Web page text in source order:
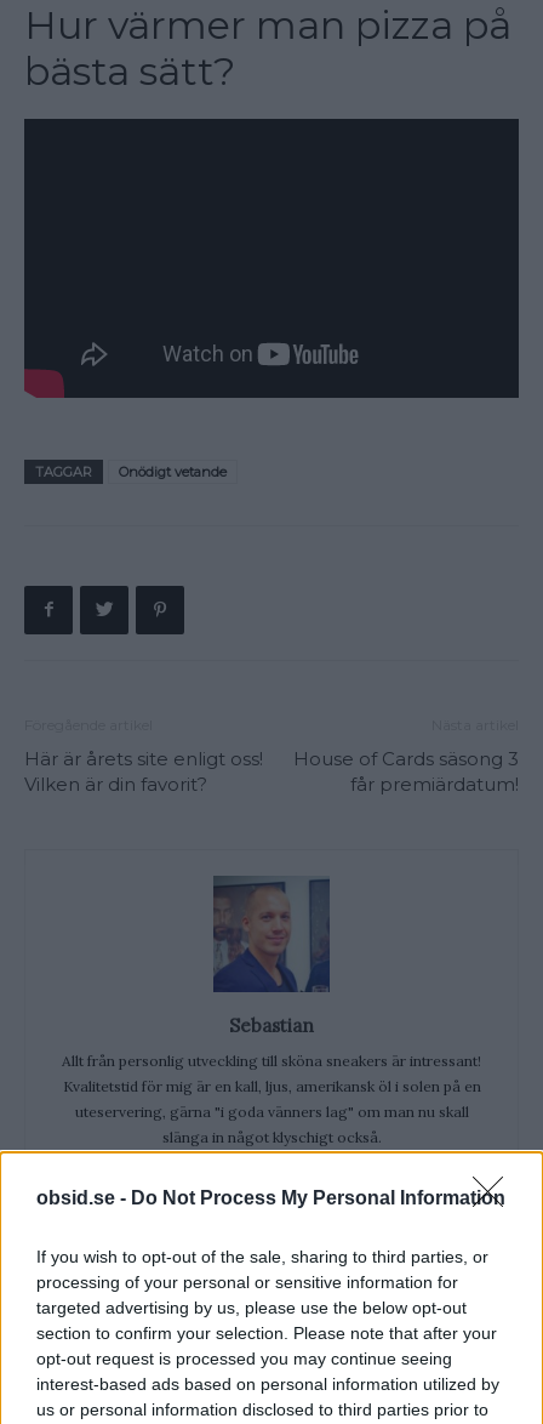
obsid.se - Do Not Process My Personal Information
If you wish to opt-out of the sale, sharing to third parties, or
processing of your personal or sensitive information for
targeted advertising by us, please use the below opt-out
section to confirm your selection. Please note that after your
opt-out request is processed you may continue seeing
interest-based ads based on personal information utilized by
us or personal information disclosed to third parties prior to
Hur värmer man pizza på
bästa sätt?
TAGGAR Onödigt vetande
Här är årets site enligt oss!
Vilken är din favorit?
House of Cards säsong 3
får premiärdatum!
Sebastian
Allt från personlig utveckling till sköna sneakers är intressant!
Kvalitetstid för mig är en kall, ljus, amerikansk öl i solen på en
uteservering, gärna "i goda vänners lag" om man nu skall
slänga in något klyschigt också.
RELATERADE ARTIKLAR
Vad Är Blue Balls? Och Varför Får
Man Det Egentligen?